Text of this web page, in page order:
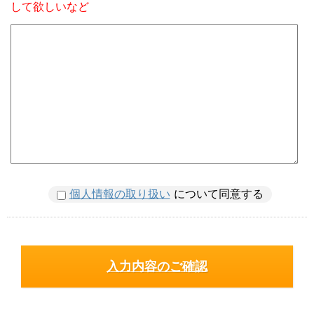
して欲しいなど
個人情報の取り扱い について同意する